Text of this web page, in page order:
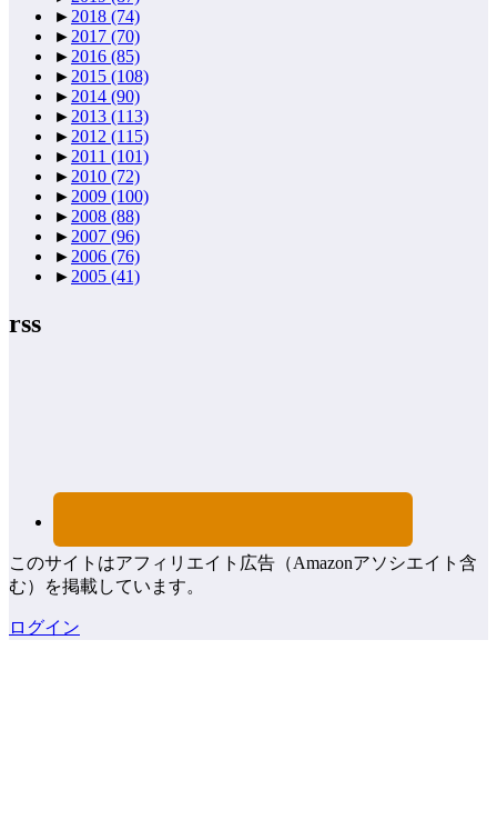
► 2018 (74)
► 2017 (70)
► 2016 (85)
► 2015 (108)
► 2014 (90)
► 2013 (113)
► 2012 (115)
► 2011 (101)
► 2010 (72)
► 2009 (100)
► 2008 (88)
► 2007 (96)
► 2006 (76)
► 2005 (41)
rss
このサイトはアフィリエイト広告（Amazonアソシエイト含
む）を掲載しています。
ログイン